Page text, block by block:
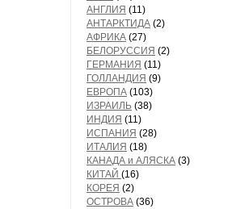
АНГЛИЯ (11)
АНТАРКТИДА (2)
АФРИКА (27)
БЕЛОРУССИЯ (2)
ГЕРМАНИЯ (11)
ГОЛЛАНДИЯ (9)
ЕВРОПА (103)
ИЗРАИЛЬ (38)
ИНДИЯ (11)
ИСПАНИЯ (28)
ИТАЛИЯ (18)
КАНАДА и АЛЯСКА (3)
КИТАЙ (16)
КОРЕЯ (2)
ОСТРОВА (36)